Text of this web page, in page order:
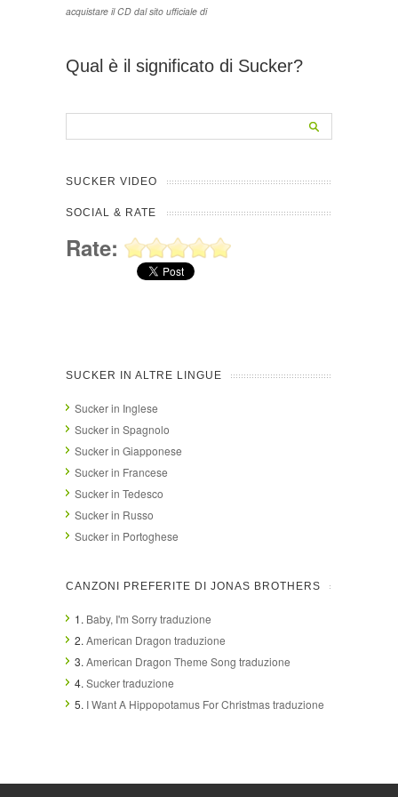
acquistare il CD dal sito ufficiale di
Qual è il significato di Sucker?
SUCKER VIDEO
SOCIAL & RATE
Rate:
SUCKER IN ALTRE LINGUE
Sucker in Inglese
Sucker in Spagnolo
Sucker in Giapponese
Sucker in Francese
Sucker in Tedesco
Sucker in Russo
Sucker in Portoghese
CANZONI PREFERITE DI JONAS BROTHERS
1. Baby, I'm Sorry traduzione
2. American Dragon traduzione
3. American Dragon Theme Song traduzione
4. Sucker traduzione
5. I Want A Hippopotamus For Christmas traduzione